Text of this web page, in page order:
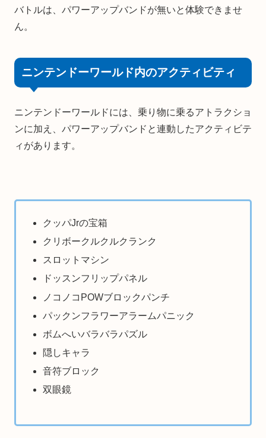
バトルは、パワーアップバンドが無いと体験できませ
ん。
ニンテンドーワールド内のアクティビティ
ニンテンドーワールドには、乗り物に乗るアトラクショ
ンに加え、パワーアップバンドと連動したアクティビテ
ィがあります。
クッパJrの宝箱
クリボークルクルクランク
スロットマシン
ドッスンフリップパネル
ノコノコPOWブロックパンチ
パックンフラワーアラームパニック
ボムへいバラバラパズル
隠しキャラ
音符ブロック
双眼鏡